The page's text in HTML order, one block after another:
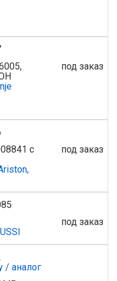
под заказ
с
под заказ
под заказ
/ аналог